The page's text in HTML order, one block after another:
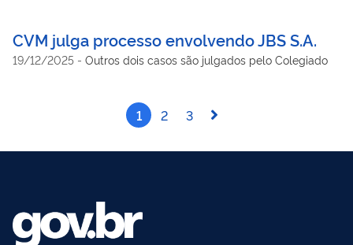
CVM julga processo envolvendo JBS S.A.
19/12/2025 - Outros dois casos são julgados pelo Colegiado
1 2 3